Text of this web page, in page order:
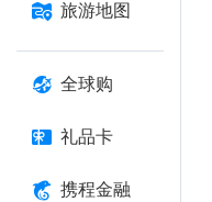
旅游地图
全球购
礼品卡
携程金融